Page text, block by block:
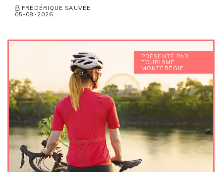
FRÉDÉRIQUE SAUVÉE
05-08-2026
PRÉSENTÉ PAR
TOURISME
MONTÉRÉGIE